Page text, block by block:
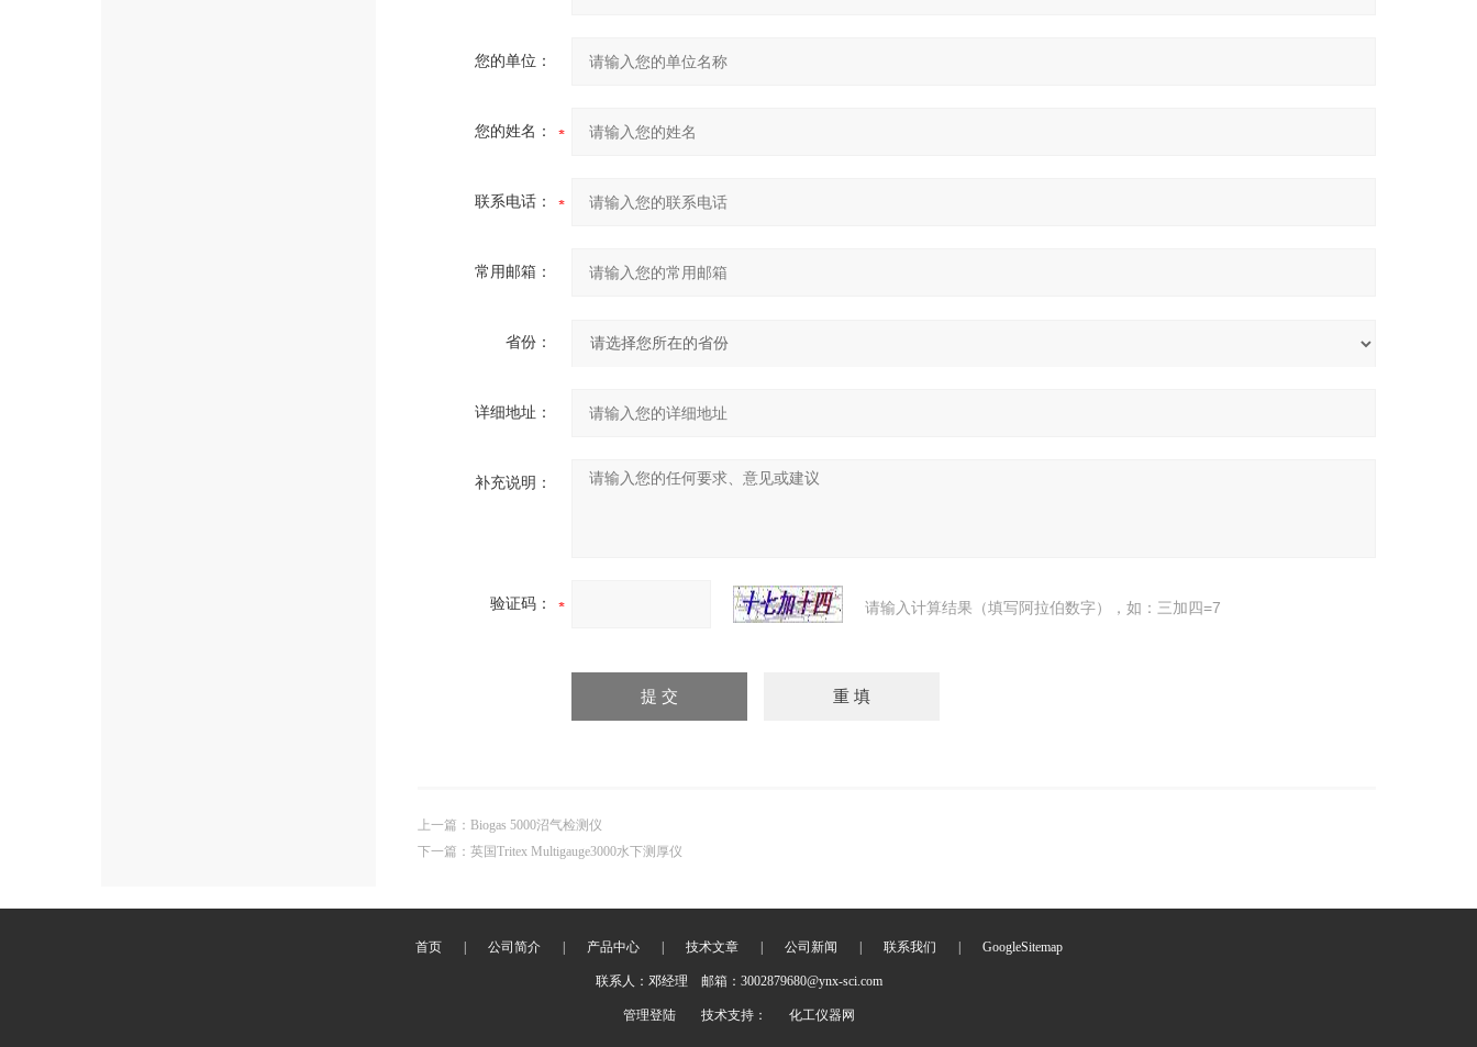
您的单位：
您的姓名：
联系电话：
常用邮箱：
省份：
详细地址：
补充说明：
验证码： 请输入计算结果（填写阿拉伯数字），如：三加四=7
上一篇 ： Biogas 5000沼气检测仪
下一篇 ： 英国Tritex Multigauge3000水下测厚仪
首页 公司简介 产品中心 技术文章 公司新闻 联系我们 GoogleSitemap
联系人：邓经理 邮箱：3002879680@ynx-sci.com
管理登陆 技术支持： 化工仪器网